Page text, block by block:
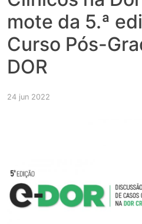
mote da 5.ª
Curso Pós-
DOR
24 jun 2022